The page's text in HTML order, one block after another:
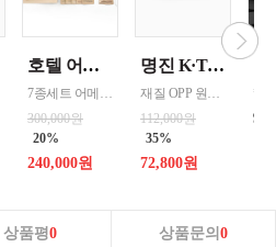
호텔 어메니티 여행용 세면도구 50세트 대박스로만 판매 친환경 트레블세트 해외여행준비물 여행세트 일회용세면도구 어메니티세트
7종세트 어메니티 단체
300,000원
20%
240,000원
명진 K·T OPP테이프 80M(투명) 48mmx80M 50개 한박스단위 판매
재질 OPP 원산지 한국 BARCODE 8809357185789
112,000원
35%
72,800원
상품평0 상품문의0